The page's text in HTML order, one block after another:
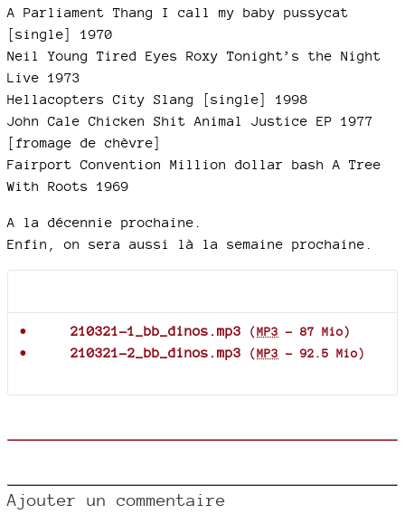
A Parliament Thang I call my baby pussycat
[single] 1970
Neil Young Tired Eyes Roxy Tonight’s the Night
Live 1973
Hellacopters City Slang [single] 1998
John Cale Chicken Shit Animal Justice EP 1977
[fromage de chèvre]
Fairport Convention Million dollar bash A Tree
With Roots 1969
A la décennie prochaine.
Enfin, on sera aussi là la semaine prochaine.
210321-1_bb_dinos.mp3 (MP3 - 87 Mio)
210321-2_bb_dinos.mp3 (MP3 -92.5 Mio)
Ajouter un commentaire